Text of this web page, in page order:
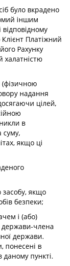
було вкрадено
іншим
Платіжний
Рахунку
халатністю
(фізичною
надання
цілей,
в
суму,
якщо ці
засобу, якщо
безпеки;
і (або)
держави-члена
держави.
понесені в
пункті.